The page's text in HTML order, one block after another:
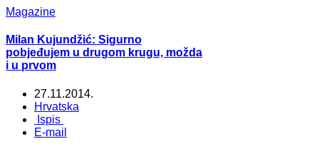
Magazine
Milan Kujundžić: Sigurno
pobjeđujem u drugom krugu, možda
i u prvom
27.11.2014.
Hrvatska
Ispis
E-mail